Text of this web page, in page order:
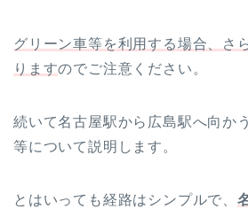
グリーン車等を利用する場合、さ
りますのでご注意ください。
続いて名古屋駅から広島駅へ向か
等について説明します。
とはいっても経路はシンプルで、